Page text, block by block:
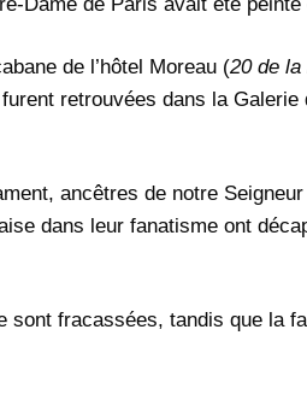
Dame de Paris avait été
de l’hôtel Moreau (20 de la
retrouvées dans la
ancêtres de notre
dans leur fanatisme ont
sont fracassées, tandis que la